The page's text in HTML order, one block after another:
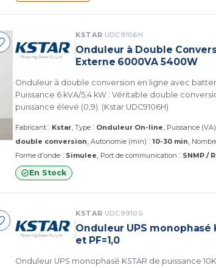
KSTAR UDC9106H
Onduleur à Double
Externe 6000VA 5400W
Onduleur à double conversion en ligne avec
Puissance 6 kVA/5,4 kW : Véritable double
puissance élevé (0,9). (Kstar UDC9106H)
Fabricant : Kstar Type : Onduleur On-line Puissance (VA)
double conversion Autonomie (min) : 10-30 min
Forme d'onde : Simulee Port de communication : SNMP /
En Stock
KSTAR UDC9910S
Onduleur UPS monophasé
et PF=1,0
Onduleur UPS monophasé KSTAR de puissance 10KVA et PF=1,0. Avec autonomie